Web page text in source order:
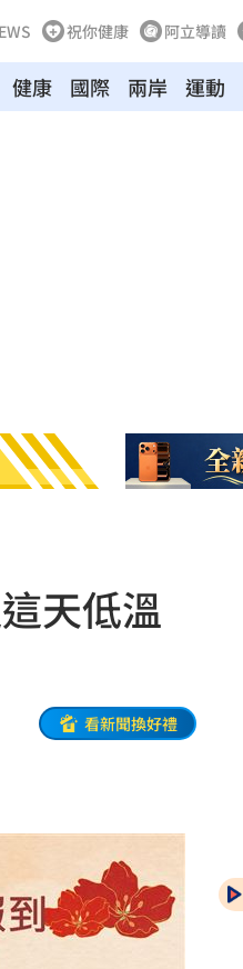
祝你健康 阿立導讀
健康 國際 兩岸 運動
天低溫
看新聞換好禮